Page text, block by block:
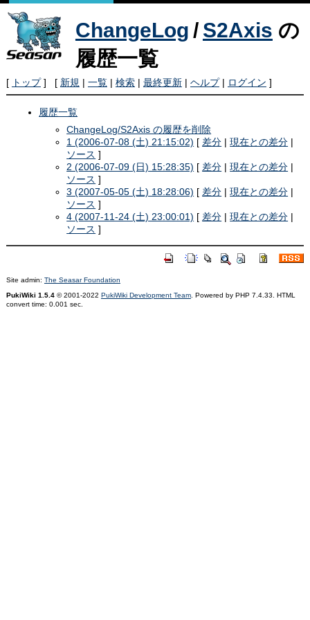
ChangeLog / S2Axis の
履歴一覧
[ トップ] [ 新規 | 一覧| 検索| 最終更新| ヘルプ| ログイン ]
履歴一覧
ChangeLog/S2Axis の履歴を削除
1 (2006-07-08 (土) 21:15:02) [ 差分 |現在との差分 |
ソース ]
2 (2006-07-09 (日) 15:28:35) [ 差分 |現在との差分 |
ソース ]
3 (2007-05-05 (土) 18:28:06) [ 差分 |現在との差分 |
ソース ]
4 (2007-11-24 (土) 23:00:01) [ 差分 |現在との差分 |
ソース ]
Site admin: The Seasar Foundation
PukiWiki 1.5.4© 2001-2022 PukiWiki Development Team. Powered by PHP 7.4.33. HTML
convert time: 0.001 sec.